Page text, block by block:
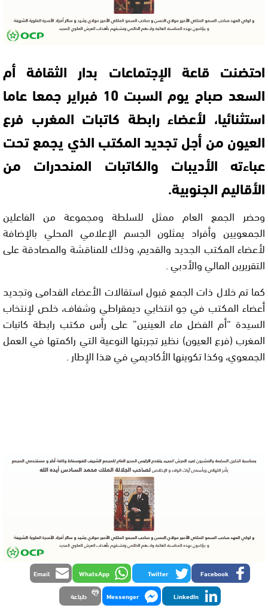
احتضنت قاعة الإجتماعات بدار الثقافة أم
السعد صباح يوم السبت 10 فبراير جمعا عاما
استثنائيا، لأعضاء رابطة كاتبات المغرب فرع
العيون من أجل تجديد المكتب الذي يجمع تحت
عباءته الأديبات والكاتبات المنحدرات من
الأقاليم الجنوبية.
وحضر الجمع العام ممثل للسلطة ومجموعة من الفاعلين
الجمعويين وأفراد يمثلون الجسم الإعلامي المحلي بالإضافة
لأعضاء المكتب الجديد والقديم، وذلك للمناقشة والمصادقة على
التقريرين المالي والأدبي .
كما تم خلال ذات الجمع قبول استقالات الأعضاء القدامى وتجديد
أعضاء المكتب في جو انتخابي ديمقراطي وشفاف، خلص لإنتخاب
السيدة “أم الفضل ماء العينين” على رأس مكتب رابطة كاتبات
المغرب (فرع العيون) نظير تجربتها النوعية التي راكمتها في العمل
الجمعوي، وكذا تكوينها الأكاديمي في هذا الإطار .
Facebook
Twitter
WhatsApp
Email
LinkedIn
Messenger طباعة